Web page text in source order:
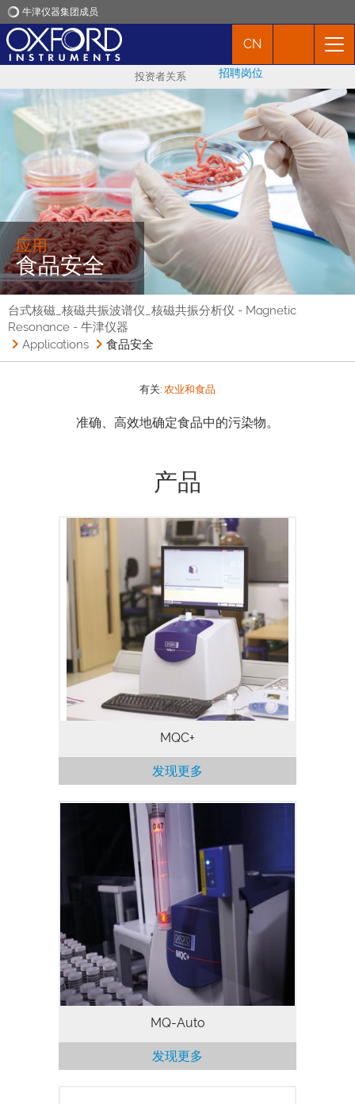
牛津仪器集团成员
应用
产品
新闻
市场活动
联络我们
CN
投资者关系 招聘岗位
应用
食品安全
台式核磁_核磁共振波谱仪_核磁共振分析仪 - Magnetic
Resonance - 牛津仪器
Applications
食品安全
有关: 农业和食品
准确、高效地确定食品中的污染物。
产品
MQC+ 台式核磁共振分析仪可以测量各种样
品中的油、水、氟和固体脂肪，通常用于质
量保证和质量控制。使用MQC+分析仪进行
分析，需要几秒钟到几分钟就能得出结果，
从而可以快速高效地检测大量样品。核磁共
振信号来自样品的各组成部分，并非仅由物
体表面产生，即使物体是不透明的，也可以
保证测量结果更加准确。核磁共振测量不会
对样品造成任何破坏，因此样品测试后可以
保存用于重复测量或使用其他技术进行分
析。
MQC+
发现更多
全球无数用户均借助 MQC 和 MQC+ 系列
核磁共振 (NMR) 分析仪来实现快速准确测
量。MQ-Auto 是一款延长 MQC+ 工作时间
的机械手系统 ，能够额外提升实验室生产
率和效率。 MQ-Auto 尤其适合高处理量需
求的实验室和/或测量时间相对长的高性能
应用，能够减轻技术人员的工作负担，以便
他们更好地处理其他工作
MQ-Auto
发现更多